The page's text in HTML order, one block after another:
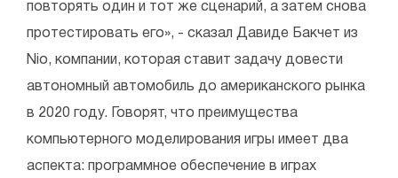
повторять один и тот же сценарий, а затем снова
протестировать его», - сказал Давиде Бакчет из
Nio, компании, которая ставит задачу довести
автономный автомобиль до американского рынка
в 2020 году. Говорят, что преимущества
компьютерного моделирования игры имеет два
аспекта: программное обеспечение в играх